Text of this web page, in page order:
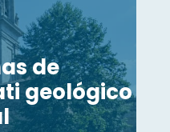
de
geológico